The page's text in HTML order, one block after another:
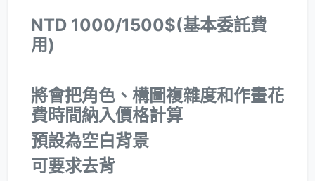
NTD 1000/1500$(基本委託費
用)
將會把角色、構圖複雜度和作畫花
費時間納入價格計算
預設為空白背景
可要求去背